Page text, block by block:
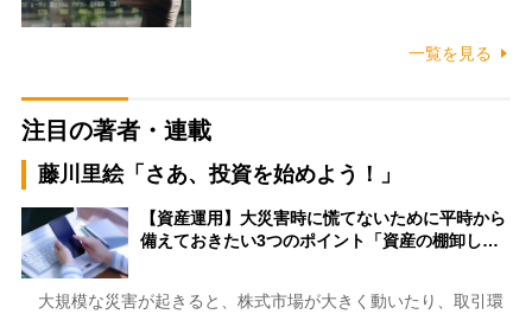
一覧を見る
注目の著者・連載
藤川里絵「さあ、投資を始めよう！」
【資産運用】大災害時に慌てないために平時から
備えておきたい3つのポイント「資産の棚卸し…
大規模な災害が起きると、株式市場が大きく動いたり、取引環